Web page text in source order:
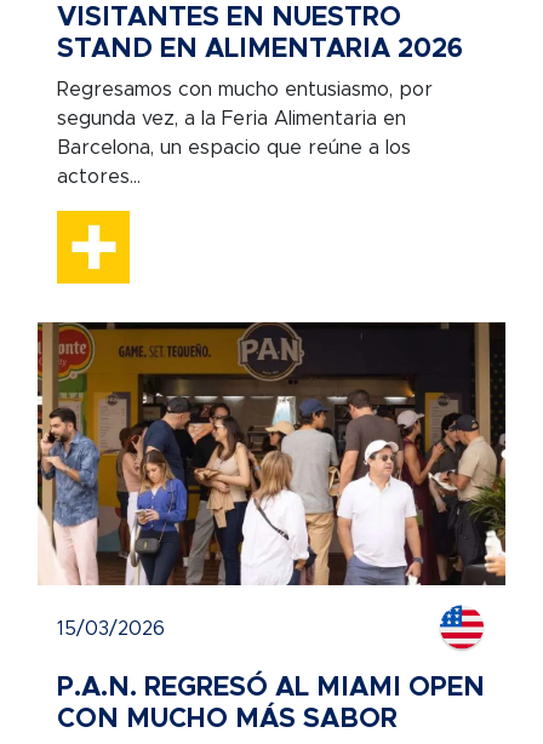
VISITANTES EN NUESTRO
STAND EN ALIMENTARIA 2026
Regresamos con mucho entusiasmo, por
segunda vez, a la Feria Alimentaria en
Barcelona, un espacio que reúne a los
actores...
15/03/2026
P.A.N. REGRESÓ AL MIAMI OPEN
CON MUCHO MÁS SABOR